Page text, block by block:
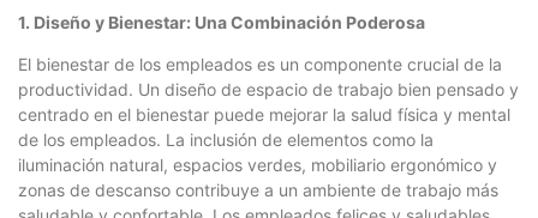
1. Diseño y Bienestar: Una Combinación Poderosa
El bienestar de los empleados es un componente crucial de la
productividad. Un diseño de espacio de trabajo bien pensado y
centrado en el bienestar puede mejorar la salud física y mental
de los empleados. La inclusión de elementos como la
iluminación natural, espacios verdes, mobiliario ergonómico y
zonas de descanso contribuye a un ambiente de trabajo más